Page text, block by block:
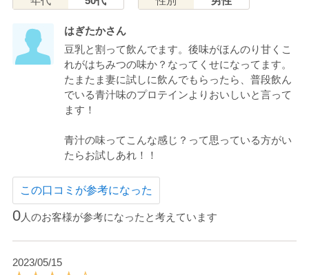
はぎたかさん
豆乳と割って飲んでます。後味がほんのり甘くこ
れがはちみつの味か？なってくせになってます。
たまたま妻に試しに飲んでもらったら、普段飲ん
でいる青汁味のプロテインよりおいしいと言って
ます！
青汁の味ってこんな感じ？って思っている方がい
たらお試しあれ！！
この口コミが参考になった
0人のお客様が参考になったと考えています
2023/05/15